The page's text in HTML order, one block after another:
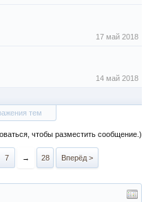
17 май 2018
14 май 2018
тем
чтобы разместить сообщение.)
7 → 28 Вперёд >